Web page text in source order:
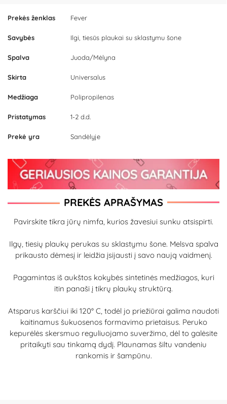
Prekės ženklas Fever
Savybės Ilgi, tiesūs plaukai su sklastymu šone
Spalva Juoda/Mėlyna
Skirta Universalus
Medžiaga Polipropilenas
Pristatymas 1-2 d.d.
Prekė yra Sandėlyje
PREKĖS APRAŠYMAS
Pavirskite tikra jūrų nimfa, kurios žavesiui sunku atsispirti.
Ilgų, tiesių plaukų perukas su sklastymu šone. Melsva spalva
prikausto dėmesį ir leidžia įsijausti į savo naują vaidmenį.
Pagamintas iš aukštos kokybės sintetinės medžiagos, kuri
itin panaši į tikrų plaukų struktūrą.
Atsparus karščiui iki 120° C, todėl jo priežiūrai galima naudoti
kaitinamus šukuosenos formavimo prietaisus. Peruko
kepurėlės skersmuo reguliuojamo suveržimo, dėl to galėsite
pritaikyti sau tinkamą dydį. Plaunamas šiltu vandeniu
rankomis ir šampūnu.